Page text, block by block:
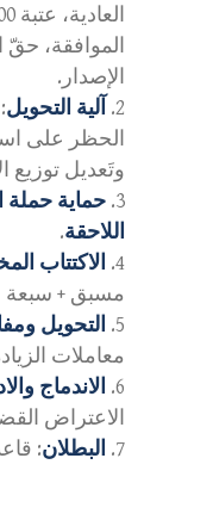
الموافقة، حقّ
الإصدار.
آلية التحويل
الحظر على
وتَعديل توزيع
حماية حملة
اللاحقة.
الاكتتاب
مسبق + سبعة
التحويل
معاملات
الاندماج
الاعتراض
البطلان: